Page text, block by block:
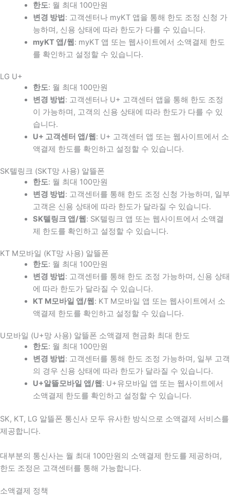
한도: 월 최대 100만원
변경 방법 : 고객센터나 myKT 앱을 통해 한도 조정 신청 가
능하며, 신용 상태에 따라 한도가 다를 수 있습니다.
myKT 앱/웹 : myKT 앱 또는 웹사이트에서 소액결제 한도
를 확인하고 설정할 수 있습니다.
LG U+
한도: 월 최대 100만원
변경 방법 : 고객센터나 U+ 고객센터 앱을 통해 한도 조정
이 가능하며, 고객의 신용 상태에 따라 한도가 다를 수 있
습니다.
U+ 고객센터 앱/웹 : U+ 고객센터 앱 또는 웹사이트에서 소
액결제 한도를 확인하고 설정할 수 있습니다.
SK텔링크 (SKT망 사용) 알뜰폰
한도: 월 최대 100만원
변경 방법 : 고객센터를 통해 한도 조정 신청 가능하며, 일부
고객은 신용 상태에 따라 한도가 달라질 수 있습니다.
SK텔링크 앱/웹 : SK텔링크 앱 또는 웹사이트에서 소액결
제 한도를 확인하고 설정할 수 있습니다.
KT M모바일 (KT망 사용) 알뜰폰
한도: 월 최대 100만원
변경 방법 : 고객센터를 통해 한도 조정 가능하며, 신용 상태
에 따라 한도가 달라질 수 있습니다.
KT M모바일 앱/웹 : KT M모바일 앱 또는 웹사이트에서 소
액결제 한도를 확인하고 설정할 수 있습니다.
U모바일 (U+망 사용) 알뜰폰 소액결제 현금화 최대 한도
한도: 월 최대 100만원
변경 방법 : 고객센터를 통해 한도 조정 가능하며, 일부 고객
의 경우 신용 상태에 따라 한도가 달라질 수 있습니다.
U+알뜰모바일 앱/웹 : U+유모바일 앱 또는 웹사이트에서
소액결제 한도를 확인하고 설정할 수 있습니다.
SK, KT, LG 알뜰폰 통신사 모두 유사한 방식으로 소액결제 서비스를
제공합니다.
대부분의 통신사는 월 최대 100만원의 소액결제 한도를 제공하며,
한도 조정은 고객센터를 통해 가능합니다.
소액결제 정책